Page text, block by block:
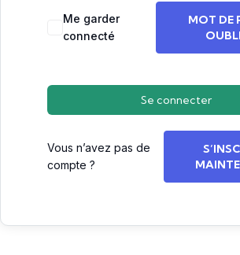
Me garder
connecté
MOT DE
Se connecter
Vous n’avez pas de
compte ?